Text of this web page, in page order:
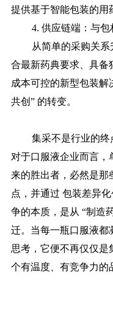
提供基于智能包装的用
4. 供应链端：与
从简单的采购关系
合最新药典要求、具备
成本可控的新型包装解
共创” 的转变。
集采不是行业的终
对于口服液企业而言，
来的胜出者，必然是那
点，并通过 包装差异
争的本质，是从 “制造
迁。当每一瓶口服液都
思考，它便不再仅仅是
个有温度、有竞争力的